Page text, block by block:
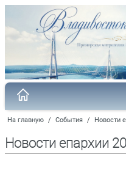
На главную / События / Новости
Новости епархии